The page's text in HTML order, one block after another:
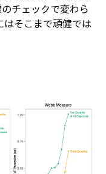
チェックで変わら
はそこまで頑健では